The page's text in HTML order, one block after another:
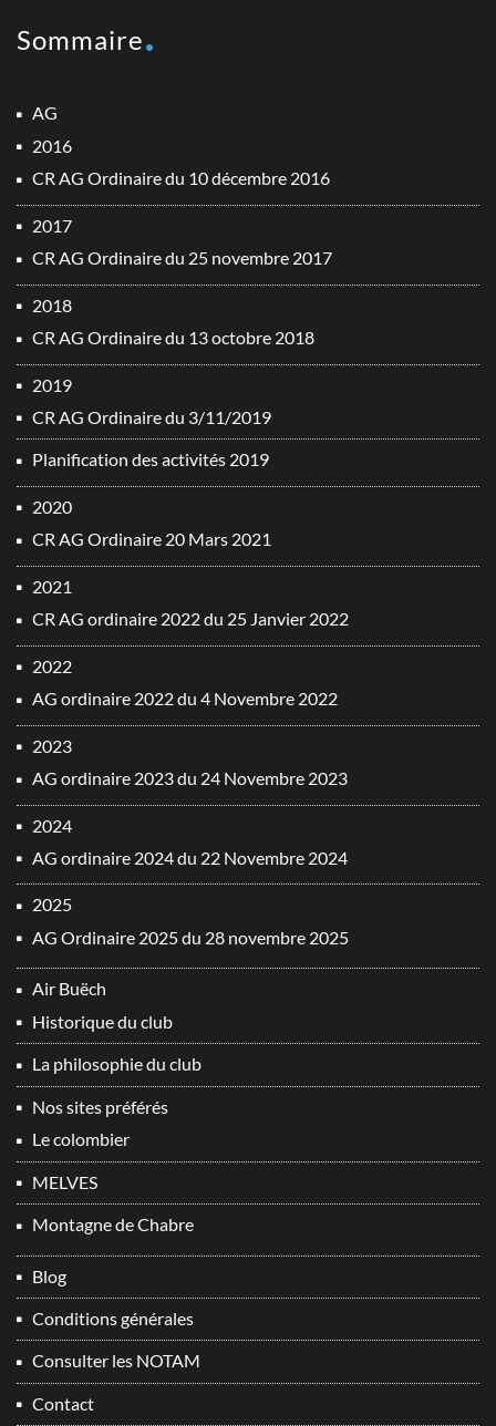
Sommaire
AG
2016
CR AG Ordinaire du 10 décembre 2016
2017
CR AG Ordinaire du 25 novembre 2017
2018
CR AG Ordinaire du 13 octobre 2018
2019
CR AG Ordinaire du 3/11/2019
Planification des activités 2019
2020
CR AG Ordinaire 20 Mars 2021
2021
CR AG ordinaire 2022 du 25 Janvier 2022
2022
AG ordinaire 2022 du 4 Novembre 2022
2023
AG ordinaire 2023 du 24 Novembre 2023
2024
AG ordinaire 2024 du 22 Novembre 2024
2025
AG Ordinaire 2025 du 28 novembre 2025
Air Buëch
Historique du club
La philosophie du club
Nos sites préférés
Le colombier
MELVES
Montagne de Chabre
Blog
Conditions générales
Consulter les NOTAM
Contact